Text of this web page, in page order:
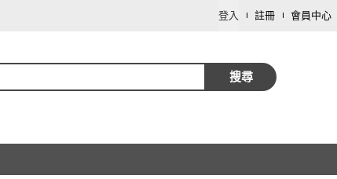
登入 註冊 會員中心
搜尋